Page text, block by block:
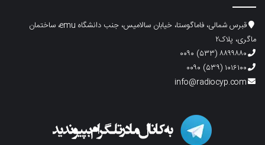
قبرس شمالی، فاماگوستا، خیابان سالامیس، جنب دانشگاه emu، ساختمان
ماگری، پلاک۲
۸۸۹۹۸۸۰ (۵۳۳) ۰۰۹۰
۱۰۱۶۱۰۰ (۵۳۹) ۰۰۹۰
info@radiocyp.com